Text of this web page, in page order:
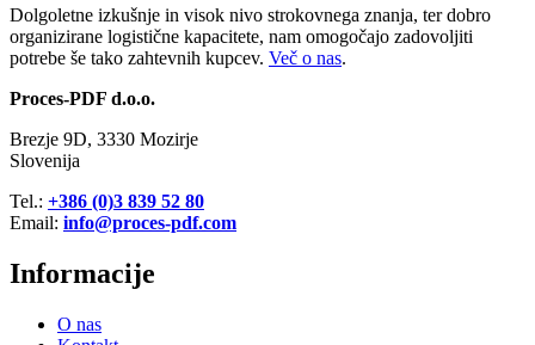
Dolgoletne izkušnje in visok nivo strokovnega znanja, ter dobro
organizirane logistične kapacitete, nam omogočajo zadovoljiti
potrebe še tako zahtevnih kupcev. Več o nas.
Proces-PDF d.o.o.
Brezje 9D, 3330 Mozirje
Slovenija
Tel.: +386 (0)3 839 52 80
Email: info@proces-pdf.com
Informacije
O nas